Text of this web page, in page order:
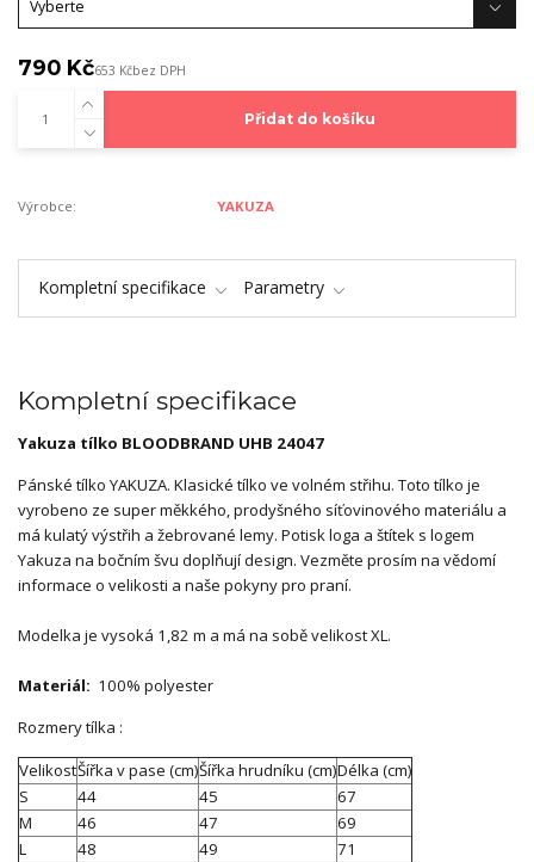
790 Kč653 Kčbez DPH
Přidat do košíku
Výrobce: YAKUZA
Kompletní specifikace Parametry
Kompletní specifikace
Yakuza tílko BLOODBRAND UHB 24047
Pánské tílko YAKUZA. Klasické tílko ve volném střihu. Toto tílko je
vyrobeno ze super měkkého, prodyšného síťovinového materiálu a
má kulatý výstřih a žebrované lemy. Potisk loga a štítek s logem
Yakuza na bočním švu doplňují design. Vezměte prosím na vědomí
informace o velikosti a naše pokyny pro praní.
Modelka je vysoká 1,82 m a má na sobě velikost XL.
Materiál: 100% polyester
Rozmery tílka :
VelikostŠířka v pase (cm)Šířka hrudníku (cm)Délka (cm)
S
44 45
67
M
46 47
69
L
48 49
71